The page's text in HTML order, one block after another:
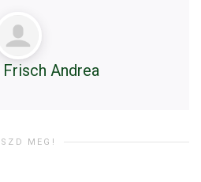
Frisch Andrea
MEG!